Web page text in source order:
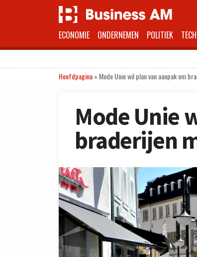
ECONOMIE ONDERNEMEN POLITIEK TECH
Hoofdpagina» Mode Unie wil plan van aanpak om
Mode Unie
braderijen